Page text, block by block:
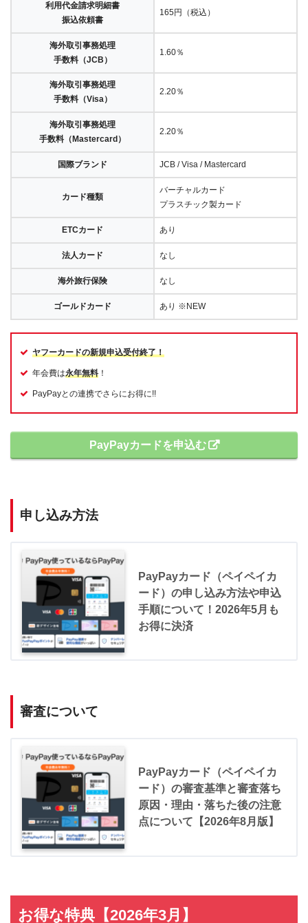
利用代金請求明細書
振込依頼書
165円（税込）
海外取引事務処理
手数料（JCB）
1.60％
海外取引事務処理
手数料（Visa）
2.20％
海外取引事務処理
手数料（Mastercard）
2.20％
国際ブランド JCB / Visa / Mastercard
カード種類
バーチャルカード
プラスチック製カード
ETCカード あり
法人カード なし
海外旅行保険 なし
ゴールドカード あり ※NEW
ヤフーカードの新規申込受付終了！
年会費は永年無料 ！
PayPayとの連携でさらにお得に!!
PayPayカードを申込む
申し込み方法
PayPayカード（ペイペイカ
ード）の申し込み方法や申込
手順について！2026年5月も
お得に決済
審査について
PayPayカード（ペイペイカ
ード）の審査基準と審査落ち
原因・理由・落ちた後の注意
点について【2026年8月版】
お得な特典【2026年3月】